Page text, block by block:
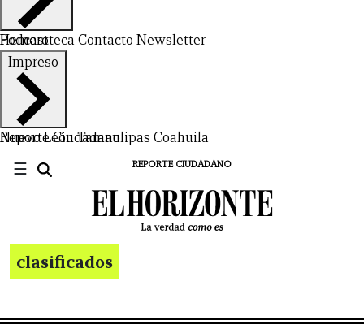
Hemeroteca Contacto Newsletter
Podcast
Impreso
Nuevo LeónTamaulipas Coahuila
Reporte Ciudadano
☰ REPORTE CIUDADANO
clasificados